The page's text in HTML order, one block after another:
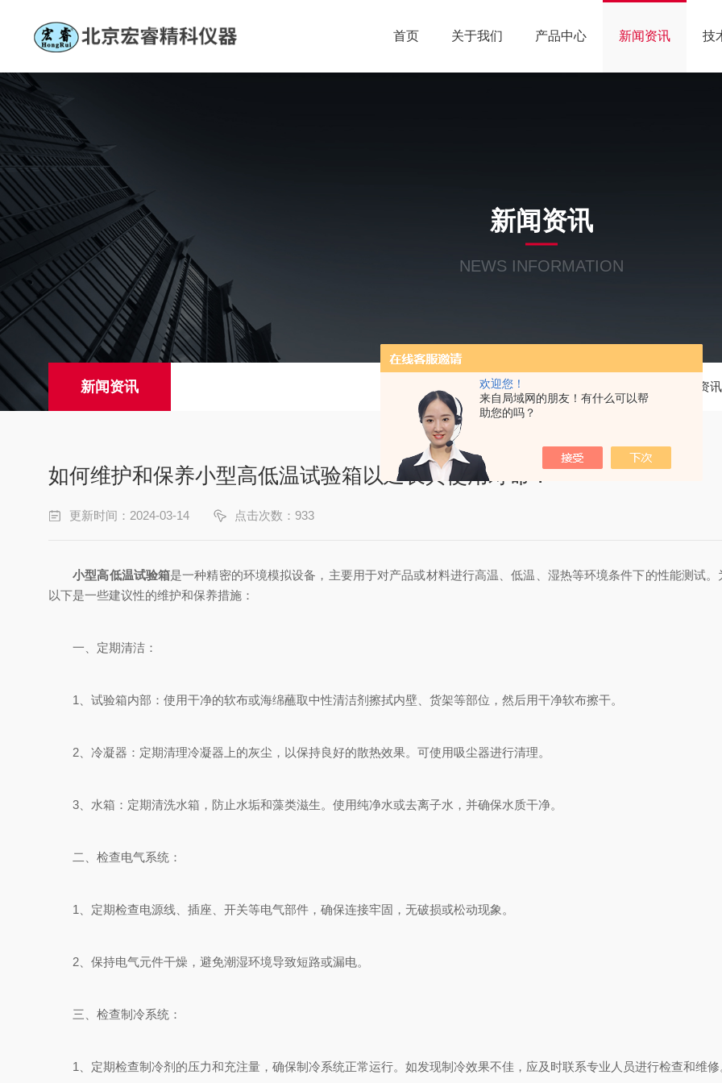
欢迎您！
来自局域网的朋友！有什么可以帮
助您的吗？
首页 关于我们 产品中心 新闻资讯 技
新闻资讯
NEWS INFORMATION
新闻资讯 新闻资讯
如何维护和保养小型高低温试验箱以延长其使用寿命？
更新时间：2024-03-14 点击次数：933
小型高低温试验箱是一种精密的环境模拟设备，主要用于对产品或材料进行高温、低温、湿热等环境条件下的性能测试。
以下是一些建议性的维护和保养措施：
一、定期清洁：
1、试验箱内部：使用干净的软布或海绵蘸取中性清洁剂擦拭内壁、货架等部位，然后用干净软布擦干。
2、冷凝器：定期清理冷凝器上的灰尘，以保持良好的散热效果。可使用吸尘器进行清理。
3、水箱：定期清洗水箱，防止水垢和藻类滋生。使用纯净水或去离子水，并确保水质干净。
二、检查电气系统：
1、定期检查电源线、插座、开关等电气部件，确保连接牢固，无破损或松动现象。
2、保持电气元件干燥，避免潮湿环境导致短路或漏电。
三、检查制冷系统：
1、定期检查制冷剂的压力和充注量，确保制冷系统正常运行。如发现制冷效果不佳，应及时联系专业人员进行检查和维修